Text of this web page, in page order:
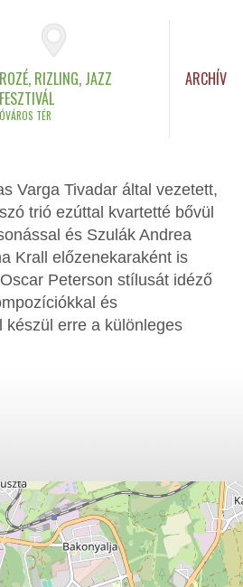
ROZÉ, RIZLING, JAZZ
FESZTIVÁL
ÓVÁROS TÉR
ARCHÍV
Varga Tivadar által vezetett,
trió ezúttal kvartetté bővül
és Szulák Andrea
Krall előzenekaraként is
Peterson stílusát idéző
és
készül erre a különleges